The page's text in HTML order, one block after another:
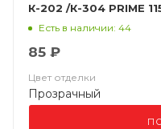
К-202 /К-304 PRIME
(Арт.8005183)
Есть в наличии: 44
85 ₽
Цвет отделки
Прозрачный